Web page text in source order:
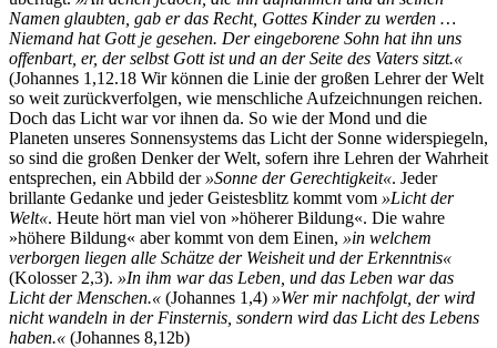
Namen glaubten, gab er das Recht, Gottes Kinder zu werden …
Niemand hat Gott je gesehen. Der eingeborene Sohn hat ihn uns
offenbart, er, der selbst Gott ist und an der Seite des Vaters sitzt.«
(Johannes 1,12.18 Wir können die Linie der großen Lehrer der Welt
so weit zurückverfolgen, wie menschliche Aufzeichnungen reichen.
Doch das Licht war vor ihnen da. So wie der Mond und die
Planeten unseres Sonnensystems das Licht der Sonne widerspiegeln,
so sind die großen Denker der Welt, sofern ihre Lehren der Wahrheit
entsprechen, ein Abbild der »Sonne der Gerechtigkeit«. Jeder
brillante Gedanke und jeder Geistesblitz kommt vom »Licht der
Welt«. Heute hört man viel von »höherer Bildung«. Die wahre
»höhere Bildung« aber kommt von dem Einen, »in welchem
verborgen liegen alle Schätze der Weisheit und der Erkenntnis«
(Kolosser 2,3). »In ihm war das Leben, und das Leben war das
Licht der Menschen.« (Johannes 1,4) »Wer mir nachfolgt, der wird
nicht wandeln in der Finsternis, sondern wird das Licht des Lebens
haben.« (Johannes 8,12b)